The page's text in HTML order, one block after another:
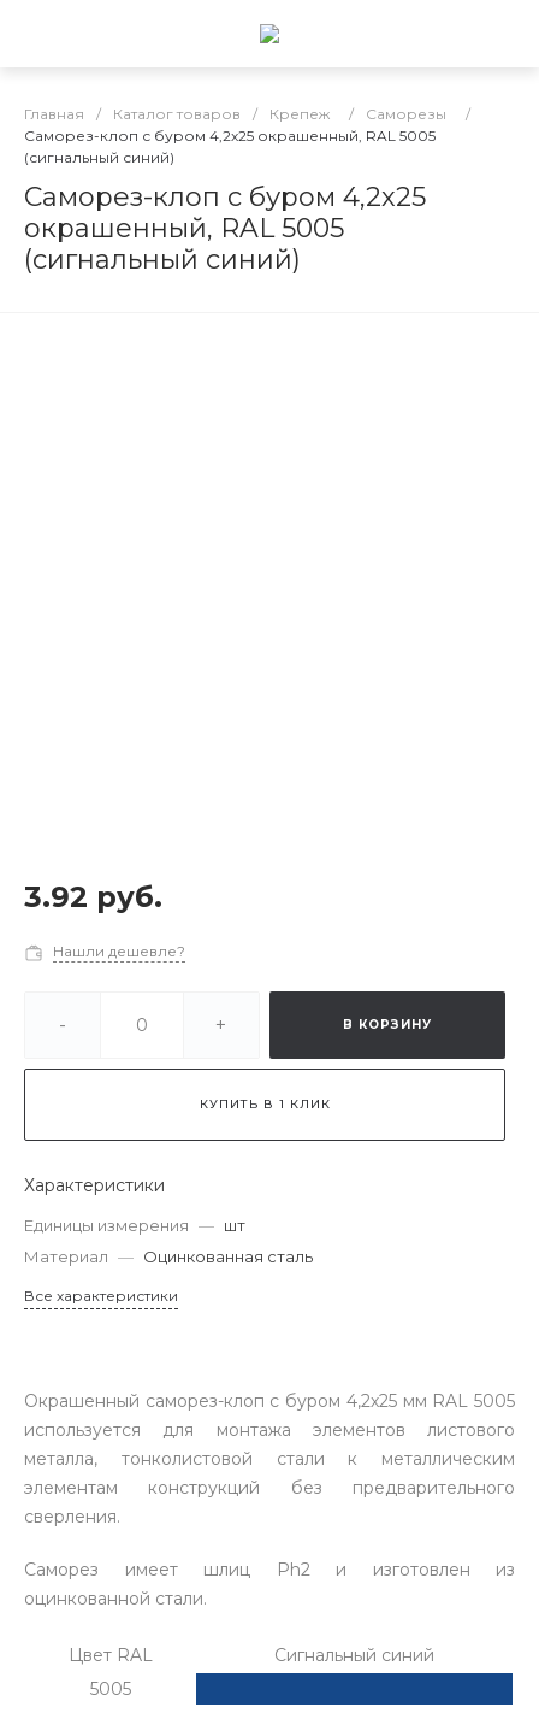
Главная / Каталог товаров / Крепеж / Саморезы
/
Саморез-клоп с буром 4,2х25 окрашенный, RAL 5005
(сигнальный синий)
Саморез-клоп с буром 4,2х25
окрашенный, RAL 5005
(сигнальный синий)
3.92 руб.
Нашли дешевле?
- + В КОРЗИНУ
КУПИТЬ В 1 КЛИК
Характеристики
Единицы измерения — шт
Материал — Оцинкованная сталь
Все характеристики
Окрашенный саморез-клоп с буром 4,2х25 мм RAL 5005
используется для монтажа элементов листового
металла, тонколистовой стали к металлическим
элементам конструкций без предварительного
сверления.
Саморез имеет шлиц Ph2 и изготовлен из
оцинкованной стали.
Цвет RAL
Сигнальный синий
5005